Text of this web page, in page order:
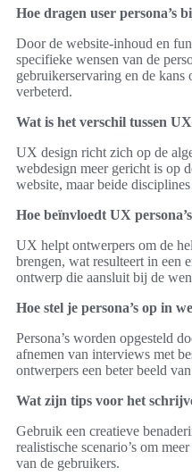
Hoe dragen user persona’s
Door de website-inhoud en
specifieke wensen van de
gebruikerservaring en de
verbeterd.
Wat is het verschil tussen
UX design richt zich op de
webdesign meer gericht is op
website, maar beide
Hoe beïnvloedt UX
UX helpt ontwerpers om de
brengen, wat resulteert in een
ontwerp die aansluit bij de
Hoe stel je persona’s op in
Persona’s worden opgesteld
afnemen van interviews met
ontwerpers een beter beeld
Wat zijn tips voor het
Gebruik een creatieve
realistische scenario’s om
van de gebruikers.